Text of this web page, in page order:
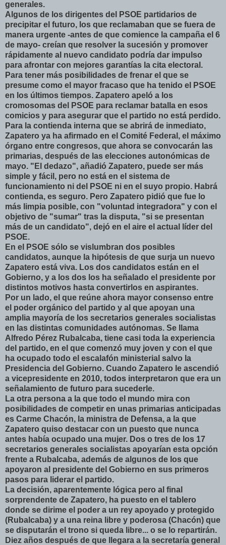
generales.
Algunos de los dirigentes del PSOE partidarios de
precipitar el futuro, los que reclamaban que se fuera de
manera urgente -antes de que comience la campaña el 6
de mayo- creían que resolver la sucesión y promover
rápidamente al nuevo candidato podría dar impulso
para afrontar con mejores garantías la cita electoral.
Para tener más posibilidades de frenar el que se
presume como el mayor fracaso que ha tenido el PSOE
en los últimos tiempos. Zapatero apeló a los
cromosomas del PSOE para reclamar batalla en esos
comicios y para asegurar que el partido no está perdido.
Para la contienda interna que se abrirá de inmediato,
Zapatero ya ha afirmado en el Comité Federal, el máximo
órgano entre congresos, que ahora se convocarán las
primarias, después de las elecciones autonómicas de
mayo. "El dedazo", añadió Zapatero, puede ser más
simple y fácil, pero no está en el sistema de
funcionamiento ni del PSOE ni en el suyo propio. Habrá
contienda, es seguro. Pero Zapatero pidió que fue lo
más limpia posible, con "voluntad integradora" y con el
objetivo de "sumar" tras la disputa, "si se presentan
más de un candidato", dejó en el aire el actual líder del
PSOE.
En el PSOE sólo se vislumbran dos posibles
candidatos, aunque la hipótesis de que surja un nuevo
Zapatero está viva. Los dos candidatos están en el
Gobierno, y a los dos los ha señalado el presidente por
distintos motivos hasta convertirlos en aspirantes.
Por un lado, el que reúne ahora mayor consenso entre
el poder orgánico del partido y al que apoyan una
amplia mayoría de los secretarios generales socialistas
en las distintas comunidades autónomas. Se llama
Alfredo Pérez Rubalcaba, tiene casi toda la experiencia
del partido, en el que comenzó muy joven y con el que
ha ocupado todo el escalafón ministerial salvo la
Presidencia del Gobierno. Cuando Zapatero le ascendió
a vicepresidente en 2010, todos interpretaron que era un
señalamiento de futuro para sucederle.
La otra persona a la que todo el mundo mira con
posibilidades de competir en unas primarias anticipadas
es Carme Chacón, la ministra de Defensa, a la que
Zapatero quiso destacar con un puesto que nunca
antes había ocupado una mujer. Dos o tres de los 17
secretarios generales socialistas apoyarían esta opción
frente a Rubalcaba, además de algunos de los que
apoyaron al presidente del Gobierno en sus primeros
pasos para liderar el partido.
La decisión, aparentemente lógica pero al final
sorprendente de Zapatero, ha puesto en el tablero
donde se dirime el poder a un rey apoyado y protegido
(Rubalcaba) y a una reina libre y poderosa (Chacón) que
se disputarán el trono si queda libre... o se lo repartirán.
Diez años después de que llegara a la secretaría general